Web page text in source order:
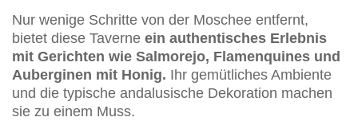
Nur wenige Schritte von der Moschee entfernt,
bietet diese Taverne ein authentisches Erlebnis
mit Gerichten wie Salmorejo, Flamenquines und
Auberginen mit Honig. Ihr gemütliches Ambiente
und die typische andalusische Dekoration machen
sie zu einem Muss.